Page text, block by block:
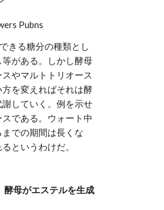
Pubns
きる糖分の種類とし
がある。しかし酵母
やマルトトリオース
を変えればそれは酵
していく。例を示せ
である。ウォート中
での期間は長くな
というわけだ。
母がエステルを生成